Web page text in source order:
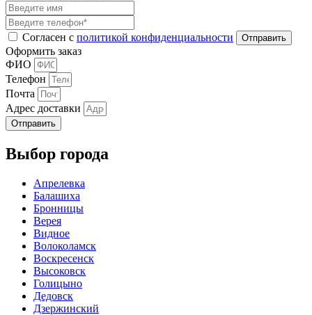
Согласен с политикой конфиденциальности
Оформить заказ
ФИО
Телефон
Почта
Адрес доставки
Отправить
Выбор города
Апрелевка
Балашиха
Бронницы
Верея
Видное
Волоколамск
Воскресенск
Высоковск
Голицыно
Дедовск
Дзержинский